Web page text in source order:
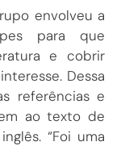
envolveu a
para que
e cobrir
Dessa
referências e
ao texto de
“Foi uma